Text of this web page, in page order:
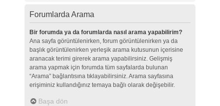
Forumlarda Arama
Bir forumda ya da forumlarda nasıl arama yapabilirim?
Ana sayfa görüntülenirken, forum görüntülenirken ya da
başlık görüntülenirken yerleşik arama kutusunun içerisine
aranacak terimi girerek arama yapabilirsiniz. Gelişmiş
arama yapmak için forumda tüm sayfalarda bulunan
“Arama” bağlantısına tıklayabilirsiniz. Arama sayfasına
erişiminiz kullandığınız temaya bağlı olarak değişebilir.
Başa dön